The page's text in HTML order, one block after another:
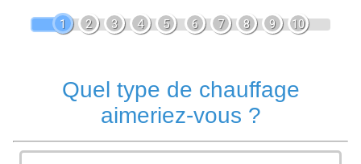
1 2 3 4 5 6 7 8 9 10
Quel type de chauffage
aimeriez-vous ?